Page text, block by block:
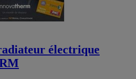
électrique